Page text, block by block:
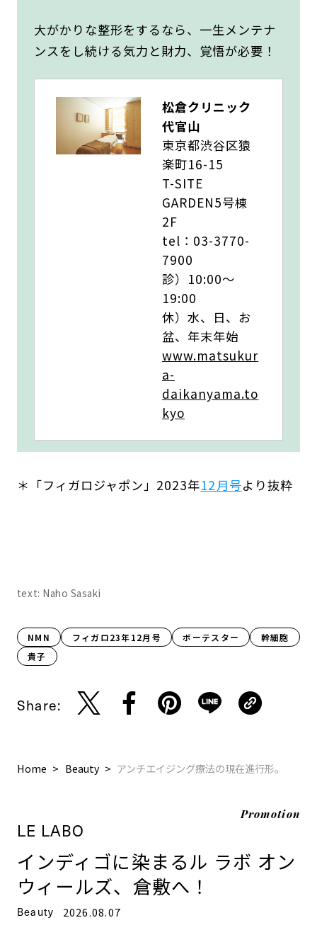
大がかりな整形をするなら、一生メンテナ
ンスをし続ける気力と財力、覚悟が必要！
松倉クリニック
代官山
東京都渋谷区猿
楽町16-15
T-SITE
GARDEN5号棟
2F
tel：03-3770-
7900
診）10:00～
19:00
休）水、日、お
盆、年末年始
www.matsukur
a-
daikanyama.to
kyo
＊「フィガロジャポン」2023年12月号より抜粋
text: Naho Sasaki
NMN フィガロ23年12月号 ボーテスター
幹細胞
貴子
Share:
Home Beauty アンチエイジング療法の現在進行形。
Promotion
LE LABO
インディゴに染まるル ラボ オン
ウィールズ、倉敷へ！
Beauty 2026.08.07